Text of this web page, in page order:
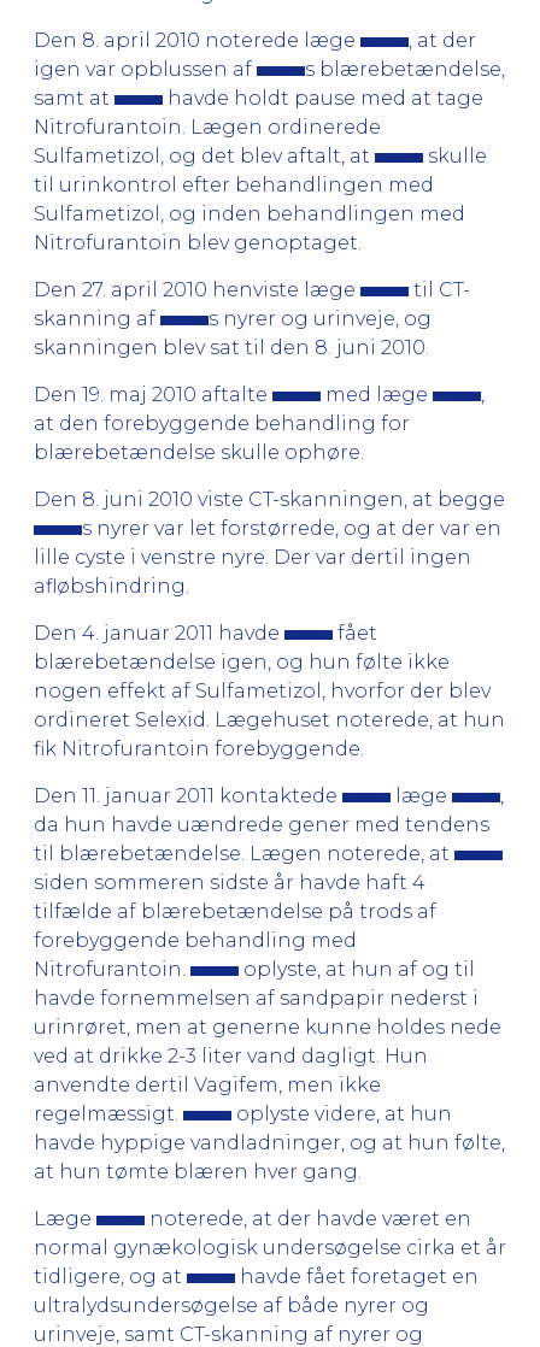
Den 8. april 2010 noterede læge
, at der
igen var opblussen af
s blærebetændelse,
samt at
havde holdt pause med at tage
Nitrofurantoin. Lægen ordinerede
Sulfametizol, og det blev aftalt, at
skulle
til urinkontrol efter behandlingen med
Sulfametizol, og inden behandlingen med
Nitrofurantoin blev genoptaget.
Den 27. april 2010 henviste læge
til CT-
skanning af
s nyrer og urinveje, og
skanningen blev sat til den 8. juni 2010.
Den 19. maj 2010 aftalte med læge
at den forebyggende behandling for
blærebetændelse skulle ophøre.
Den 8. juni 2010 viste CT-skanningen, at begge
s nyrer var let forstørrede, og at der var en
lille cyste i venstre nyre. Der var dertil ingen
afløbshindring.
Den 4. januar 2011 havde
fået
blærebetændelse igen, og hun følte ikke
nogen effekt af Sulfametizol, hvorfor der blev
ordineret Selexid. Lægehuset noterede, at hun
fik Nitrofurantoin forebyggende.
Den 11. januar 2011 kontaktede læge
da hun havde uændrede gener med tendens
til blærebetændelse. Lægen noterede, at
siden sommeren sidste år havde haft 4
tilfælde af blærebetændelse på trods af
forebyggende behandling med
Nitrofurantoin.
oplyste, at hun af og til
havde fornemmelsen af sandpapir nederst i
urinrøret, men at generne kunne holdes nede
ved at drikke 2-3 liter vand dagligt. Hun
anvendte dertil Vagifem, men ikke
regelmæssigt.
oplyste videre, at hun
havde hyppige vandladninger, og at hun følte,
at hun tømte blæren hver gang.
Læge
noterede, at der havde været en
normal gynækologisk undersøgelse cirka et år
tidligere, og at
havde fået foretaget en
ultralydsundersøgelse af både nyrer og
urinveje, samt CT-skanning af nyrer og